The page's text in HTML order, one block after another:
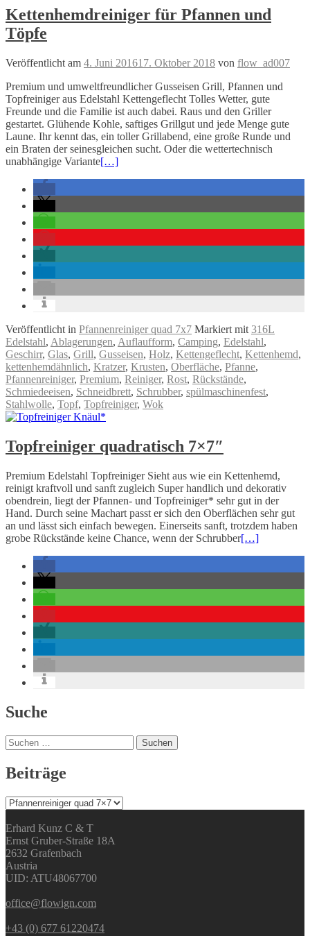
Kettenhemdreiniger für Pfannen und
Töpfe
Veröffentlicht am 4. Juni 201617. Oktober 2018 von flow_ad007
Premium und umweltfreundlicher Gusseisen Grill, Pfannen und
Topfreiniger aus Edelstahl Kettengeflecht Tolles Wetter, gute
Freunde und die Familie ist auch dabei. Raus und den Griller
gestartet. Glühende Kohle, saftiges Grillgut und jede Menge gute
Laune. Ihr kennt das, ein toller Grillabend, eine große Runde und
ein Braten der seinesgleichen sucht. Oder die wettertechnisch
unabhängige Variante[…]
Veröffentlicht in Pfannenreiniger quad 7x7 Markiert mit 316L
Edelstahl, Ablagerungen, Auflaufform, Camping, Edelstahl,
Geschirr, Glas, Grill, Gusseisen, Holz, Kettengeflecht, Kettenhemd,
kettenhemdähnlich, Kratzer, Krusten, Oberfläche, Pfanne,
Pfannenreiniger, Premium, Reiniger, Rost, Rückstände,
Schmiedeeisen, Schneidbrett, Schrubber, spülmaschinenfest,
Stahlwolle, Topf, Topfreiniger, Wok
Topfreiniger quadratisch 7×7″
Premium Edelstahl Topfreiniger Sieht aus wie ein Kettenhemd,
reinigt kraftvoll und sanft zugleich Super handlich und dekorativ
obendrein, liegt der Pfannen- und Topfreiniger* sehr gut in der
Hand. Durch seine Machart passt er sich den Oberflächen sehr gut
an und lässt sich einfach bewegen. Einerseits sanft, trotzdem haben
grobe Rückstände keine Chance, wenn der Schrubber[…]
Beitrags-
Suche
Suchen
nach:
Beiträge
Beiträge
Erhard Kunz C & T
Ernst Gruber-Straße 18A
2632 Grafenbach
Austria
UID: ATU48067700
office@flowign.com
+43 (0) 677 61220474